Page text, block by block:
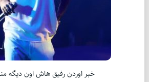
خبر اوردن رفیق هاش اون دیگه